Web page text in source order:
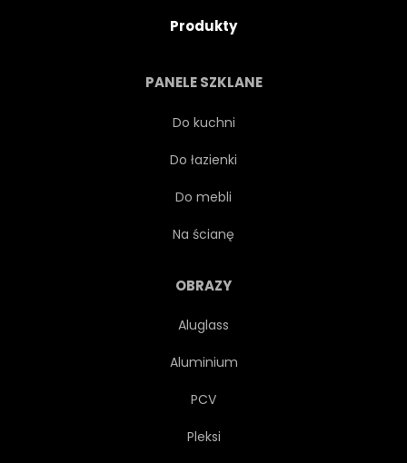
Produkty
PANELE SZKLANE
Do kuchni
Do łazienki
Do mebli
Na ścianę
OBRAZY
Aluglass
Aluminium
PCV
Pleksi